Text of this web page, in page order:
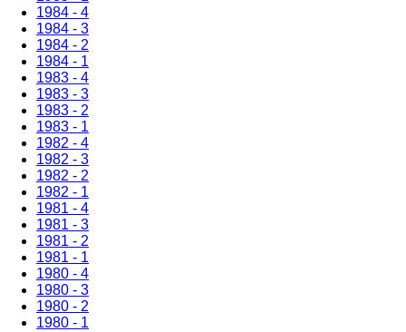
1984 - 4
1984 - 3
1984 - 2
1984 - 1
1983 - 4
1983 - 3
1983 - 2
1983 - 1
1982 - 4
1982 - 3
1982 - 2
1982 - 1
1981 - 4
1981 - 3
1981 - 2
1981 - 1
1980 - 4
1980 - 3
1980 - 2
1980 - 1